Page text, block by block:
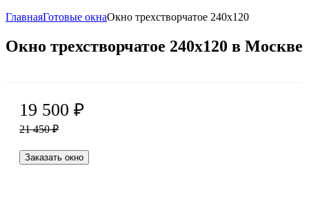
ГлавнаяГотовые окнаОкно трехстворчатое 240x120
Окно трехстворчатое 240x120 в Москве
19 500 ₽
21 450₽
Заказать окно